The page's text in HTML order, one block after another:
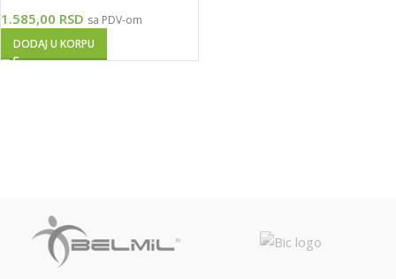
1.585,00 RSD sa PDV-om
DODAJ U KORPU